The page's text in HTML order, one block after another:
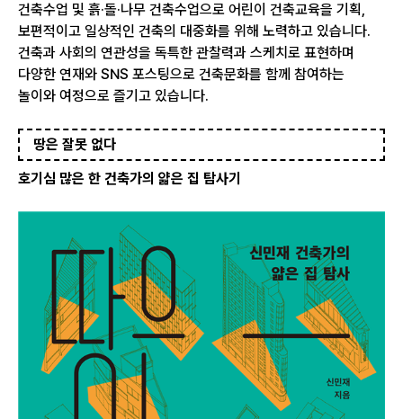
건축수업 및 흙·돌·나무 건축수업으로 어린이 건축교육을 기획,
보편적이고 일상적인 건축의 대중화를 위해 노력하고 있습니다.
건축과 사회의 연관성을 독특한 관찰력과 스케치로 표현하며
다양한 연재와 SNS 포스팅으로 건축문화를 함께 참여하는
놀이와 여정으로 즐기고 있습니다.
땅은 잘못 없다
호기심 많은 한 건축가의 얇은 집 탐사기